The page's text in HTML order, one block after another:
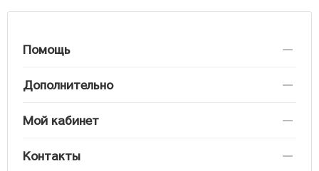
Помощь
Дополнительно
Мой кабинет
Контакты